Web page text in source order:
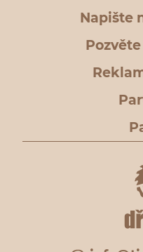
Napište